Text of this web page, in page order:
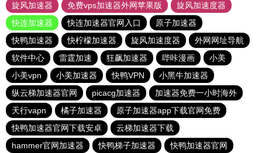
旋风加速器
免费vps加速器外网苹果版
旋风加速度器
快连加速器
快连加速器官网入口
原子加速器
快鸭加速器
快柠檬加速器 旋风加速度器
外网网址导航
软件中心
雷霆加速 狂飙加速器 哔咔漫画
小美
小美vpn
小美加速器 快鸭VPN
小黑牛加速器
纵云梯加速器官网
picacg加速器
加速器免费一小时海外
天行vapn
橘子加速器
原子加速器app下载官网免费
快鸭加速器官网下载安卓
云梯加速器下载
hammer官网加速器
快鸭梯子加速器
快鸭加速器官网